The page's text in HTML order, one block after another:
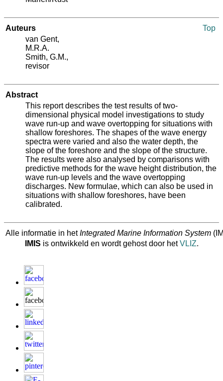
Auteurs
Top
van Gent,
M.R.A.
Smith, G.M.,
revisor
Abstract
This report describes the test results of two-
dimensional physical model investigations to study
wave run-up and wave overtopping for situations with
shallow foreshores. The shapes of the wave energy
spectra were varied and also the water depth, the
slope of the foreshore and the slope of the structure.
The results were also analysed by comparisons with
predictive methods for the wave height distribution, the
wave run-up levels and the wave overtopping
discharges. New formulae, which can also be used in
situations with shallow foreshores, have been
calibrated.
Alle informatie in hetIntegrated Marine Information System
IMIS is ontwikkeld en wordt gehost door hetVLIZ.